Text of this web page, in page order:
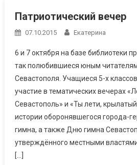
Патриотический вечер
07.10.2015 Екатерина
6 и 7 октября на базе библиотеки
так полюбившиеся юным
Севастополя. Учащиеся 5-х
участие в тематических вечерах
Севастополь» и «Ты лети,
истории оборонявшегося города-
гимна, а также Дню гимна
утверждённого местными
[…]